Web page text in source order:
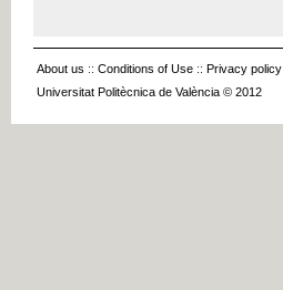
About us :: Conditions of Use :: Privacy policy
Universitat Politècnica de València © 2012